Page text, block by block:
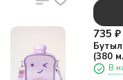
735 ₽
(380
В